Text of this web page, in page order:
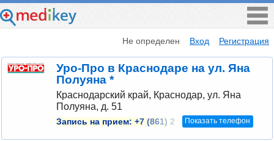
Не определен Вход Регистрация
Уро-Про в Краснодаре на ул. Яна
Полуяна *
Краснодарский край, Краснодар, ул. Яна
Полуяна, д. 51
Запись на прием: +7 (861) 2 Показать телефон